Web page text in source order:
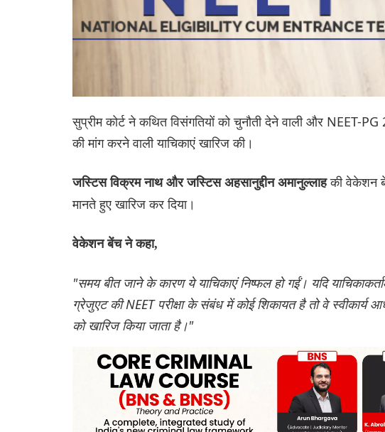
सुप्रीम कोर्ट ने कथित विसंगतियों को चुनौती देने वाली और NEET-
की मांग करने वाली याचिकाएं खारिज की।
जस्टिस विक्रम नाथ और जस्टिस अहसानुद्दीन अमानुल्लाहकी वेकेशन
मानते हुए खारिज कर दिया।
वेकेशन बेंच ने कहा,
"समय बीत जाने के कारण ये याचिकाएं निष्फल हो गईं। यदि
ग्रेजुएट की NEET परीक्षा के संबंध में कोई शिकायत है तो वे
को खारिज किया जाता है।"